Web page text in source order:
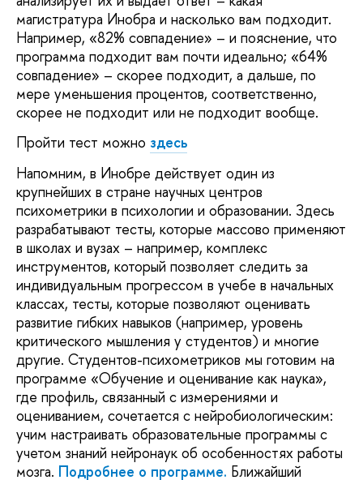
магистратура Инобра и насколько вам подходит.
Например, «82% совпадение» – и пояснение, что
программа подходит вам почти идеально; «64%
совпадение» – скорее подходит, а дальше, по
мере уменьшения процентов, соответственно,
скорее не подходит или не подходит вообще.
Пройти тест можно здесь
Напомним, в Инобре действует один из
крупнейших в стране научных центров
психометрики в психологии и образовании. Здесь
разрабатывают тесты, которые массово применяют
в школах и вузах – например, комплекс
инструментов, который позволяет следить за
индивидуальным прогрессом в учебе в начальных
классах, тесты, которые позволяют оценивать
развитие гибких навыков (например, уровень
критического мышления у студентов) и многие
другие. Студентов-психометриков мы готовим на
программе «Обучение и оценивание как наука»,
где профиль, связанный с измерениями и
оцениванием, сочетается с нейробиологическим:
учим настраивать образовательные программы с
учетом знаний нейронаук об особенностях работы
мозга. Подробнее о программе. Ближайший